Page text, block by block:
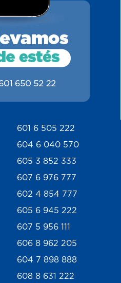
601 6 505 222
604 6 040 570
605 3 852 333
607 6 976 777
602 4 854 777
605 6 945 222
607 5 956 111
606 8 962 205
604 7 898 888
608 8 631 222